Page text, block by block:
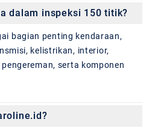
dalam inspeksi 150 titik?
bagian penting kendaraan,
kelistrikan, interior,
serta komponen